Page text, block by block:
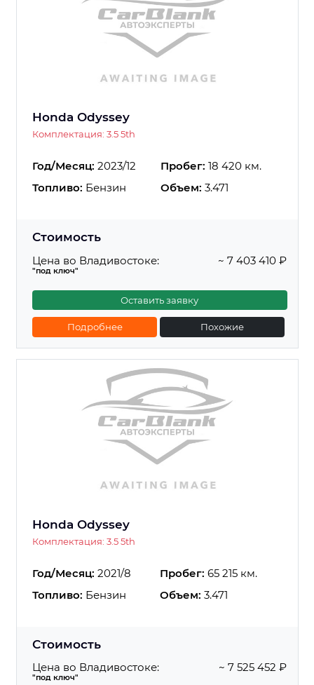
Honda Odyssey
Комплектация: 3.5 5th
Год/Месяц: 2023/12 Пробег: 18 420 км.
Топливо: Бензин Объем: 3.471
Стоимость
Цена во Владивостоке:
"под ключ"
~ 7 403 410 ₽
Оставить заявку
Подробнее Похожие
Honda Odyssey
Комплектация: 3.5 5th
Год/Месяц: 2021/8 Пробег: 65 215 км.
Топливо: Бензин Объем: 3.471
Стоимость
Цена во Владивостоке:
"под ключ"
~ 7 525 452 ₽